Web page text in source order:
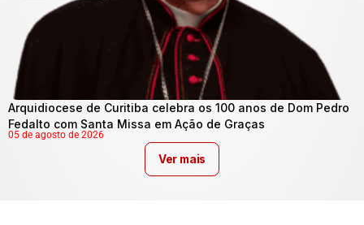
Arquidiocese de Curitiba celebra os 100 anos de Dom Pedro
Fedalto com Santa Missa em Ação de Graças
05 de agosto de 2026
Ver mais